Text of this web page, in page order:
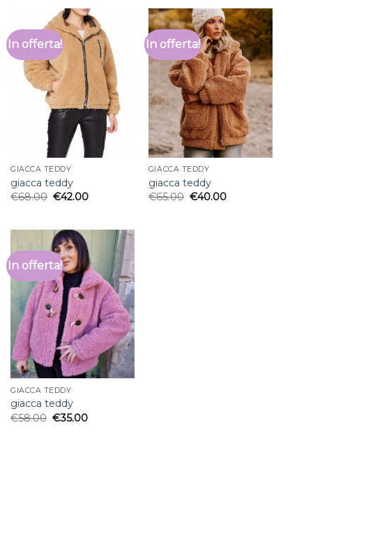
In offerta!
GIACCA TEDDY
giacca teddy
€68.00 €42.00
In offerta!
GIACCA TEDDY
giacca teddy
€65.00 €40.00
In offerta!
GIACCA TEDDY
giacca teddy
€58.00 €35.00